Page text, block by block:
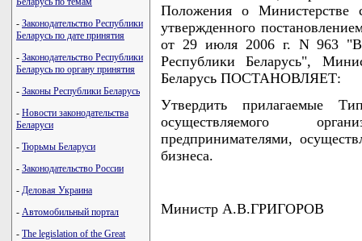
- Законодательство Республики
Беларусь по дате принятия
- Законодательство Республики
Беларусь по органу принятия
- Законы Республики Беларусь
- Новости законодательства
Беларуси
- Тюрьмы Беларуси
- Законодательство России
- Деловая Украина
- Автомобильный портал
- The legislation of the Great
Положения о Министерстве
утвержденного
от 29 июля 2006 г. N 963
Республики Беларусь",
Беларусь ПОСТАНОВЛЯЕТ:
Утвердить прилагаемые
осуществляемого
предпринимателями,
бизнеса.
Министр А.В.ГРИГОРОВ